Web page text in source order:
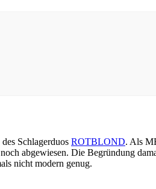
Schlagerduos ROTBLOND. Als
abgewiesen. Die Begründung
nicht modern genug.